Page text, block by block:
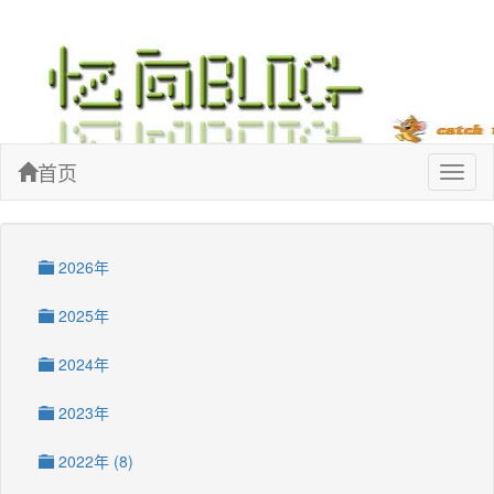
首页
2026年
2025年
2024年
2023年
2022年 (8)